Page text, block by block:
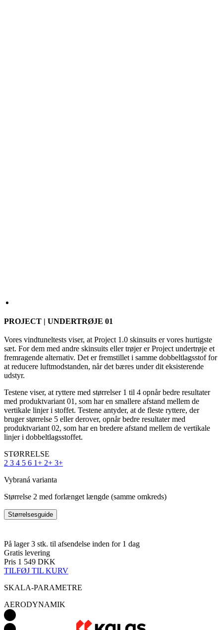
Testene viser, at ryttere med størrelser 1 til 4 opnår bedre resultater
vertikale linjer i stoffet. Testene antyder, at de fleste ryttere, der
produktvariant 02, som har en bredere afstand mellem de vertikale
linjer i dobbeltlagsstoffet.
STØRRELSE
2 3 4 5
Vybraná varianta
Størrelse 2 med forlænget længde (samme omkreds)
Størrelsesguide
På lager 3 stk.
til afsendelse inden for 1 dag
Gratis levering
Pris
1 549 DKK
TILFØJ TIL KURV
SKALA-PARAMETRE
AERODYNAMIK